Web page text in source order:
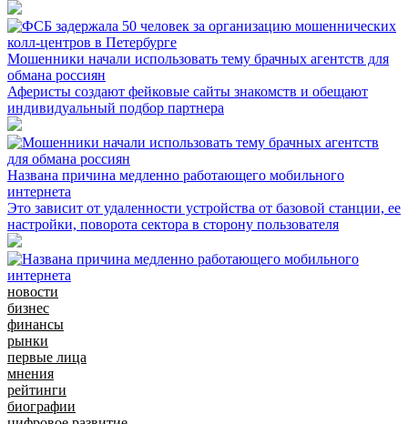
Мошенники начали использовать тему брачных агентств для
обмана россиян
Аферисты создают фейковые сайты знакомств и обещают
индивидуальный подбор партнера
Названа причина медленно работающего мобильного
интернета
Это зависит от удаленности устройства от базовой станции, ее
настройки, поворота сектора в сторону пользователя
новости
бизнес
финансы
рынки
первые лица
мнения
рейтинги
биографии